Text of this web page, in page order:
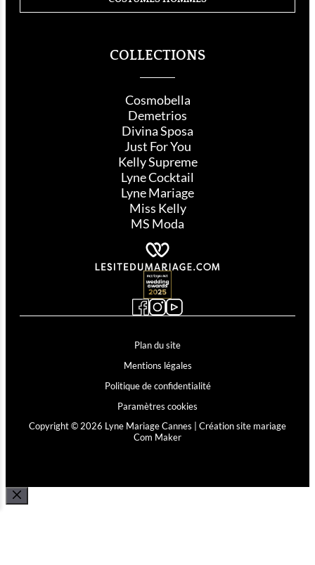
COLLECTIONS
Cosmobella
Demetrios
Divina Sposa
Just For You
Kelly Supreme
Lyne Cocktail
Lyne Mariage
Miss Kelly
MS Moda
Plan du site
Mentions légales
Politique de confidentialité
Paramètres cookies
Copyright © 2026 Lyne Mariage Cannes | Création site mariage
Com Maker
FERMER